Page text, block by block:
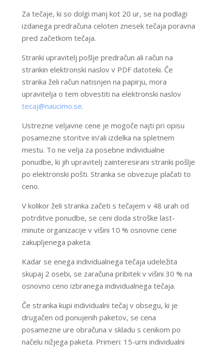
Za tečaje, ki so dolgi manj kot 20 ur, se na podlagi
izdanega predračuna celoten znesek tečaja poravna
pred začetkom tečaja.
Stranki upravitelj pošlje predračun ali račun na
strankin elektronski naslov v PDF datoteki. Če
stranka želi račun natisnjen na papirju, mora
upravitelja o tem obvestiti na elektronski naslov
tecaj@naucimo.se.
Ustrezne veljavne cene je mogoče najti pri opisu
posamezne storitve in/ali izdelka na spletnem
mestu. To ne velja za posebne individualne
ponudbe, ki jih upravitelj zainteresirani stranki pošlje
po elektronski pošti. Stranka se obvezuje plačati to
ceno.
V kolikor želi stranka začeti s tečajem v 48 urah od
potrditve ponudbe, se ceni doda stroške last-
minute organizacije v višini 10 % osnovne cene
zakupljenega paketa.
Kadar se enega individualnega tečaja udeležita
skupaj 2 osebi, se zaračuna pribitek v višini 30 % na
osnovno ceno izbranega individualnega tečaja.
Če stranka kupi individualni tečaj v obsegu, ki je
drugačen od ponujenih paketov, se cena
posamezne ure obračuna v skladu s cenikom po
načelu nižjega paketa. Primeri: 15-urni individualni